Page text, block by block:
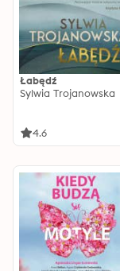
Łabędź
Sylwia Trojanowska
4.6